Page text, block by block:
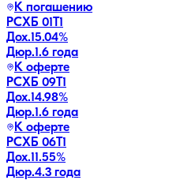
К погашению
РСХБ 01Т1
Дох.15.04%
Дюр.1.6 года
К оферте
РСХБ 09Т1
Дох.14.98%
Дюр.1.6 года
К оферте
РСХБ 06Т1
Дох.11.55%
Дюр.4.3 года